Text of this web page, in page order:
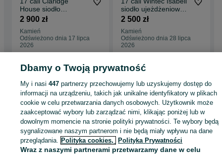
House siodło
ujeżdżeniowe
2 900 zł
Kamień
Odświeżono dnia 17 lipca
2026
siodło ujeżdżeniowe
Id.1002
2 500 zł
Kamień
Odświeżono dnia 28 lipca
2026
Dolnośląskie
Siodła - Kamień
KATEGORIA
ID:1043934475 Wyświetlenia:
Dbamy o Twoją prywatność
My i nasi447 partnerzy przechowujemy lub uzyskujemy dostęp do
informacji na urządzeniu, takich jak unikalne identyfikatory w plikach
cookie w celu przetwarzania danych osobowych. Użytkownik może
zaakceptować wybory lub zarządzać nimi, klikając poniżej lub w
dowolnym momencie na stronie polityki prywatności. Te wybory będą
sygnalizowane naszym partnerom i nie będą miały wpływu na dane
przeglądania. Polityka cookies, Polityka Prywatności
Wraz z naszymi partnerami przetwarzamy dane w celu